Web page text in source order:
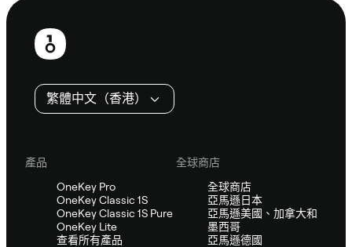
頁
繁體中文（香港）
產品
OneKey Pro
OneKey Classic 1S
OneKey Classic 1S Pure
OneKey Lite
查看所有產品
全球商店
全球商店
亞馬遜日本
亞馬遜美國、加拿大和
墨西哥
亞馬遜德國